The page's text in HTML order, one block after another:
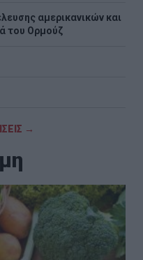
αμερικανικών και
του Ορμούζ
→